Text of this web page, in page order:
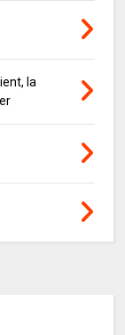
la